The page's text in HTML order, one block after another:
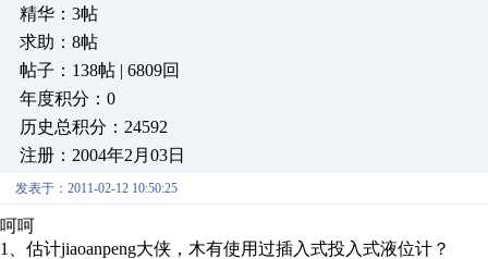
精华：3帖
求助：8帖
帖子：138帖 | 6809回
年度积分：0
历史总积分：24592
注册：2004年2月03日
发表于：2011-02-12 10:50:25
呵呵
1、估计jiaoanpeng大侠，木有使用过插入式投入式液位计？